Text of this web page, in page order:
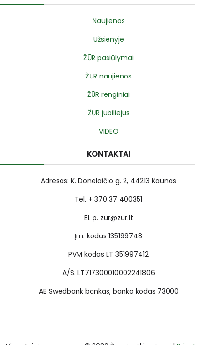
Naujienos
Užsienyje
ŽŪR pasiūlymai
ŽŪR naujienos
ŽŪR renginiai
ŽŪR jubiliejus
VIDEO
KONTAKTAI
Adresas: K. Donelaičio g. 2, 44213 Kaunas
Tel. + 370 37 400351
El. p. zur@zur.lt
Įm. kodas 135199748
PVM kodas LT 351997412
A/S. LT717300010002241806
AB Swedbank bankas, banko kodas 73000